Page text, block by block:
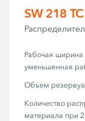
SW 218 TC
Рабочая ширина
уменьшенная
Объем
Количество
материала при